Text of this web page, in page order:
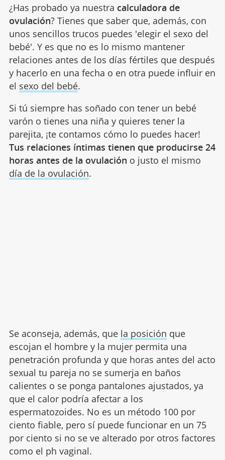
¿Has probado ya nuestra calculadora de
ovulación? Tienes que saber que, además, con
unos sencillos trucos puedes 'elegir el sexo del
bebé'. Y es que no es lo mismo mantener
relaciones antes de los días fértiles que después
y hacerlo en una fecha o en otra puede influir en
el sexo del bebé.
Si tú siempre has soñado con tener un bebé
varón o tienes una niña y quieres tener la
parejita, ¡te contamos cómo lo puedes hacer!
Tus relaciones íntimas tienen que producirse 24
horas antes de la ovulación o justo el mismo
día de la ovulación.
Se aconseja, además, que la posición que
escojan el hombre y la mujer permita una
penetración profunda y que horas antes del acto
sexual tu pareja no se sumerja en baños
calientes o se ponga pantalones ajustados, ya
que el calor podría afectar a los
espermatozoides. No es un método 100 por
ciento fiable, pero sí puede funcionar en un 75
por ciento si no se ve alterado por otros factores
como el ph vaginal.